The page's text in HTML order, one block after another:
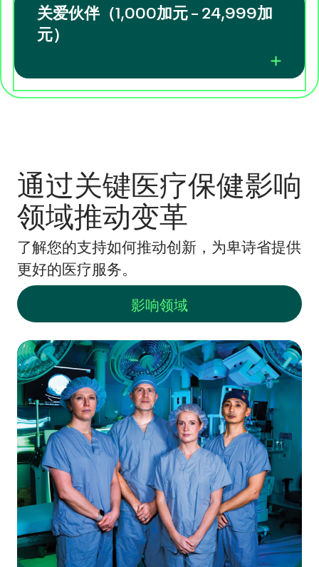
关爱伙伴（1,000加元 – 24,999加
元）
通过关键医疗保健影响
领域推动变革
了解您的支持如何推动创新，为卑诗省提供
更好的医疗服务。
影响领域